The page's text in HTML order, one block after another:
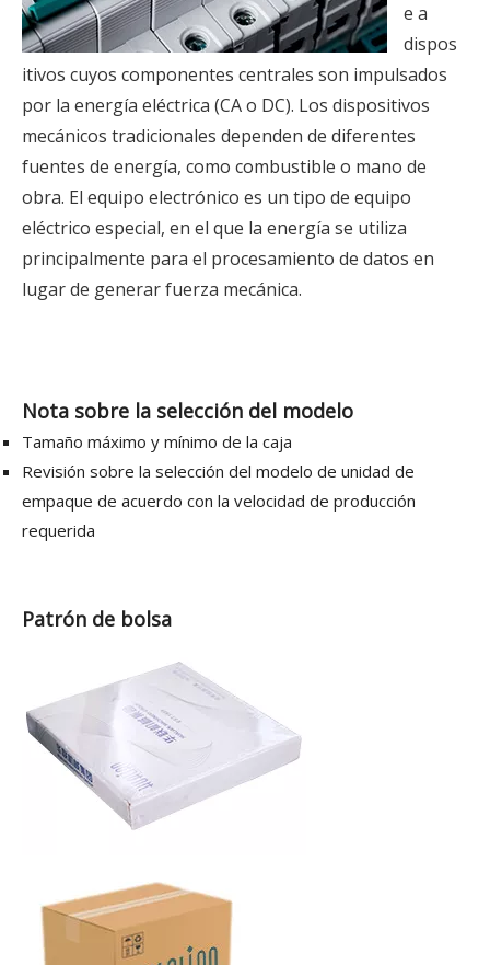
e a
dispos
itivos cuyos componentes centrales son impulsados ​​
por la energía eléctrica (CA o DC). Los dispositivos
mecánicos tradicionales dependen de diferentes
fuentes de energía, como combustible o mano de
obra. El equipo electrónico es un tipo de equipo
eléctrico especial, en el que la energía se utiliza
principalmente para el procesamiento de datos en
lugar de generar fuerza mecánica.
Nota sobre la selección del modelo
Tamaño máximo y mínimo de la caja
Revisión sobre la selección del modelo de unidad de
empaque de acuerdo con la velocidad de producción
requerida
Patrón de bolsa